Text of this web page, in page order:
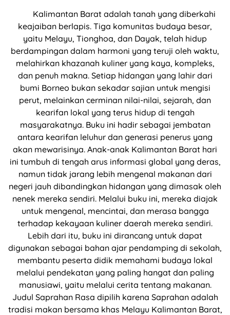
Kalimantan Barat adalah tanah yang diberkahi
keajaiban berlapis. Tiga komunitas budaya besar,
yaitu Melayu, Tionghoa, dan Dayak, telah hidup
berdampingan dalam harmoni yang teruji oleh waktu,
melahirkan khazanah kuliner yang kaya, kompleks,
dan penuh makna. Setiap hidangan yang lahir dari
bumi Borneo bukan sekadar sajian untuk mengisi
perut, melainkan cerminan nilai-nilai, sejarah, dan
kearifan lokal yang terus hidup di tengah
masyarakatnya. Buku ini hadir sebagai jembatan
antara kearifan leluhur dan generasi penerus yang
akan mewarisinya. Anak-anak Kalimantan Barat hari
ini tumbuh di tengah arus informasi global yang deras,
namun tidak jarang lebih mengenal makanan dari
negeri jauh dibandingkan hidangan yang dimasak oleh
nenek mereka sendiri. Melalui buku ini, mereka diajak
untuk mengenal, mencintai, dan merasa bangga
terhadap kekayaan kuliner daerah mereka sendiri.
Lebih dari itu, buku ini dirancang untuk dapat
digunakan sebagai bahan ajar pendamping di sekolah,
membantu peserta didik memahami budaya lokal
melalui pendekatan yang paling hangat dan paling
manusiawi, yaitu melalui cerita tentang makanan.
Judul Saprahan Rasa dipilih karena Saprahan adalah
tradisi makan bersama khas Melayu Kalimantan Barat,